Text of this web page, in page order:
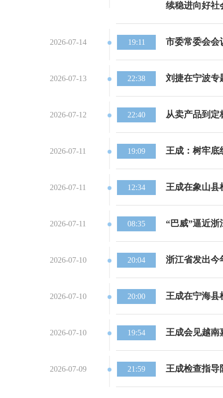
续稳进向好社
2026-07-14 19:11 市委常委会会
2026-07-13 22:38 刘捷在宁波专
2026-07-12 22:40 从卖产品到
2026-07-11 19:09 王成：树牢底
2026-07-11 12:34 王成在象山县
2026-07-11 08:35 “巴威”逼近
2026-07-10 20:04 浙江省发出今
2026-07-10 20:00 王成在宁海县
2026-07-10 19:54 王成会见越南
2026-07-09 21:59 王成检查指导